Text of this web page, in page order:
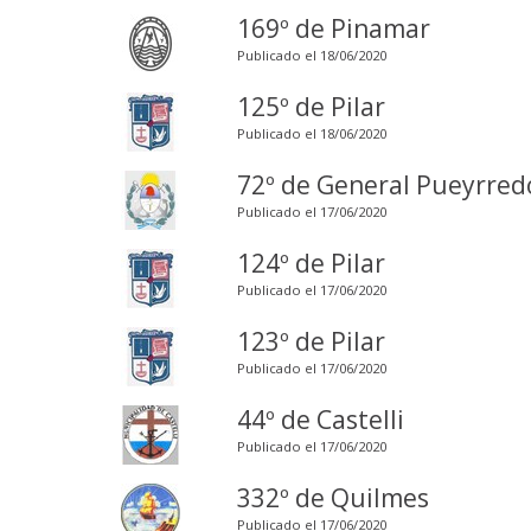
169º de Pinamar
Publicado el 18/06/2020
125º de Pilar
Publicado el 18/06/2020
72º de General
Publicado el 17/06/2020
124º de Pilar
Publicado el 17/06/2020
123º de Pilar
Publicado el 17/06/2020
44º de Castelli
Publicado el 17/06/2020
332º de Quilmes
Publicado el 17/06/2020